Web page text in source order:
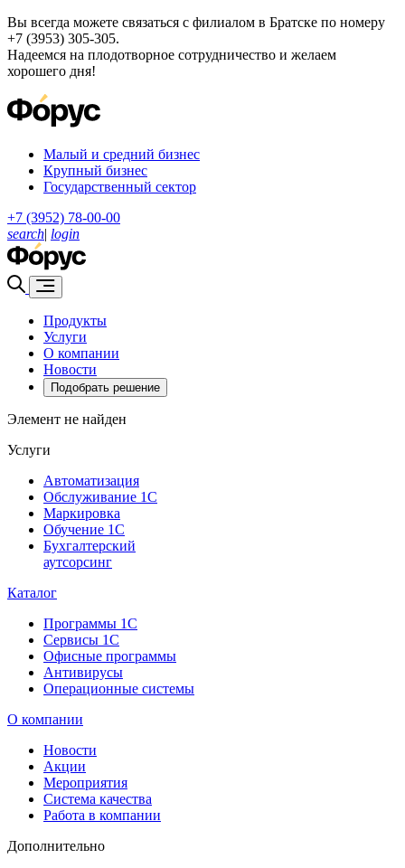
Вы всегда можете связаться с филиалом в Братске по номеру
+7 (3953) 305-305.
Надеемся на плодотворное сотрудничество и желаем
хорошего дня!
Малый и средний бизнес
Крупный бизнес
Государственный сектор
+7 (3952) 78-00-00
search| login
Продукты
Услуги
О компании
Новости
Подобрать решение
Элемент не найден
Услуги
Автоматизация
Обслуживание 1С
Маркировка
Обучение 1С
Бухгалтерский
аутсорсинг
Каталог
Программы 1С
Сервисы 1С
Офисные программы
Антивирусы
Операционные системы
О компании
Новости
Акции
Мероприятия
Система качества
Работа в компании
Дополнительно